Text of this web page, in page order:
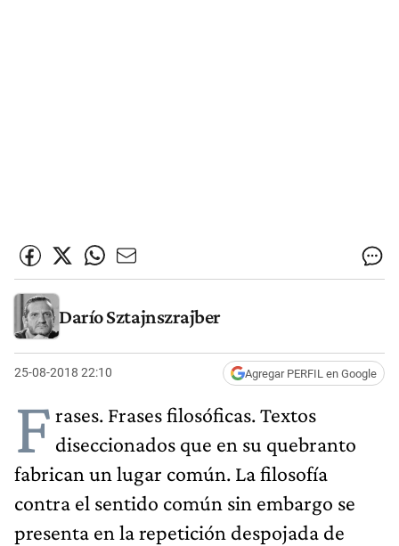
Darío Sztajnszrajber
25-08-2018 22:10 Agregar PERFIL en Google
F rases. Frases filosóficas. Textos
diseccionados que en su quebranto
fabrican un lugar común. La filosofía
contra el sentido común sin embargo se
presenta en la repetición despojada de